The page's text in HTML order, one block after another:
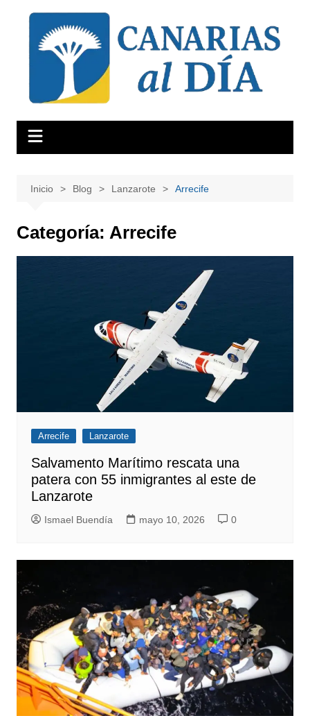
contenido
Inicio Blog Lanzarote Arrecife
Categoría: Arrecife
Arrecife Lanzarote
Salvamento Marítimo rescata una
patera con 55 inmigrantes al este de
Lanzarote
Ismael Buendía mayo 10, 2026 0